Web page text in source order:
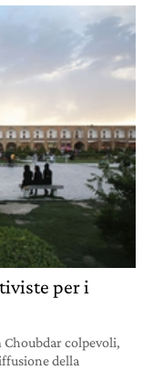
per i
Choubdar colpevoli,
della